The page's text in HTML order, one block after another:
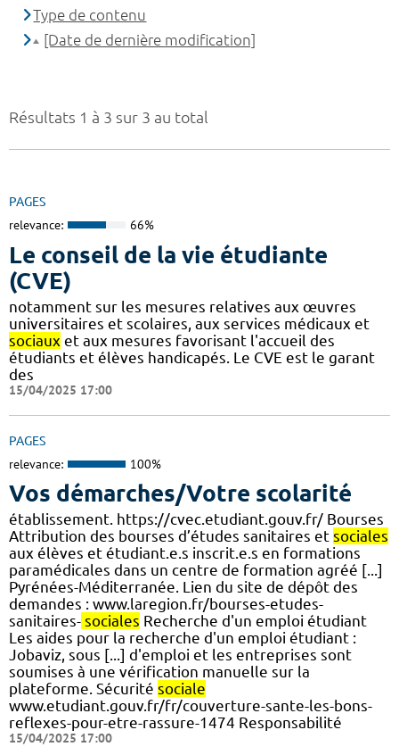
Résultats 1 à 3 sur 3 au total
PAGES
relevance: 66%
Le conseil de la vie étudiante
(CVE)
notamment sur les mesures relatives aux œuvres
universitaires et scolaires, aux services médicaux et
sociaux et aux mesures favorisant l'accueil des
étudiants et élèves handicapés. Le CVE est le garant
des
15/04/2025 17:00
PAGES
relevance: 100%
Vos démarches/Votre scolarité
établissement. https://cvec.etudiant.gouv.fr/ Bourses
Attribution des bourses d’études sanitaires et sociales
aux élèves et étudiant.e.s inscrit.e.s en formations
paramédicales dans un centre de formation agréé [...]
Pyrénées-Méditerranée. Lien du site de dépôt des
demandes : www.laregion.fr/bourses-etudes-
sanitaires- sociales Recherche d'un emploi étudiant
Les aides pour la recherche d'un emploi étudiant :
Jobaviz, sous [...] d'emploi et les entreprises sont
soumises à une vérification manuelle sur la
plateforme. Sécurité sociale
www.etudiant.gouv.fr/fr/couverture-sante-les-bons-
reflexes-pour-etre-rassure-1474 Responsabilité
15/04/2025 17:00
Type de contenu
[Date de dernière modification]